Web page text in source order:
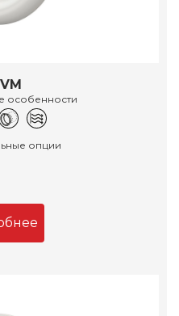
особенности
опции